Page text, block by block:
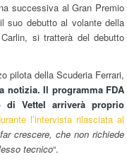
successiva al Gran Premio
suo debutto al volante della
si tratterà del debutto
pilota della Scuderia Ferrari,
notizia. Il programma FDA
Vettel arriverà proprio
l’intervista rilasciata al
crescere, che non richiede
tecnico“.